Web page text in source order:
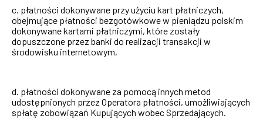
c. płatności dokonywane przy użyciu kart płatniczych,
obejmujące płatności bezgotówkowe w pieniądzu polskim
dokonywane kartami płatniczymi, które zostały
dopuszczone przez banki do realizacji transakcji w
środowisku internetowym,
d. płatności dokonywane za pomocą innych metod
udostępnionych przez Operatora płatności, umożliwiających
spłatę zobowiązań Kupujących wobec Sprzedających.